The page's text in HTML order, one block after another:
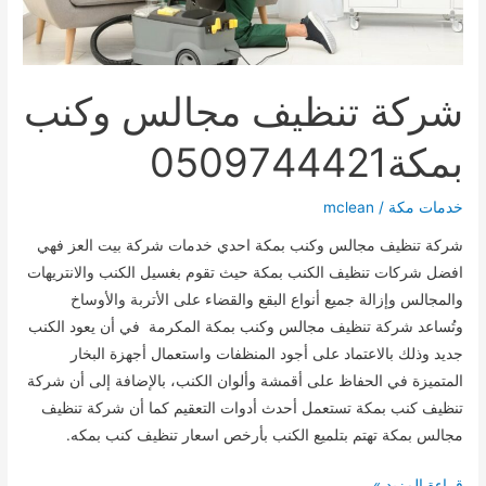
شركة تنظيف مجالس وكنب
بمكة0509744421
خدمات مكة /
mclean
شركة تنظيف مجالس وكنب بمكة احدي خدمات شركة بيت العز فهي
افضل شركات تنظيف الكنب بمكة حيث تقوم بغسيل الكنب والانتريهات
والمجالس وإزالة جميع أنواع البقع والقضاء على الأتربة والأوساخ
وتُساعد شركة تنظيف مجالس وكنب بمكة المكرمة في أن يعود الكنب
جديد وذلك بالاعتماد على أجود المنظفات واستعمال أجهزة البخار
المتميزة في الحفاظ على أقمشة وألوان الكنب، بالإضافة إلى أن شركة
تنظيف كنب بمكة تستعمل أحدث أدوات التعقيم كما أن شركة تنظيف
مجالس بمكة تهتم بتلميع الكنب بأرخص اسعار تنظيف كنب بمكه.